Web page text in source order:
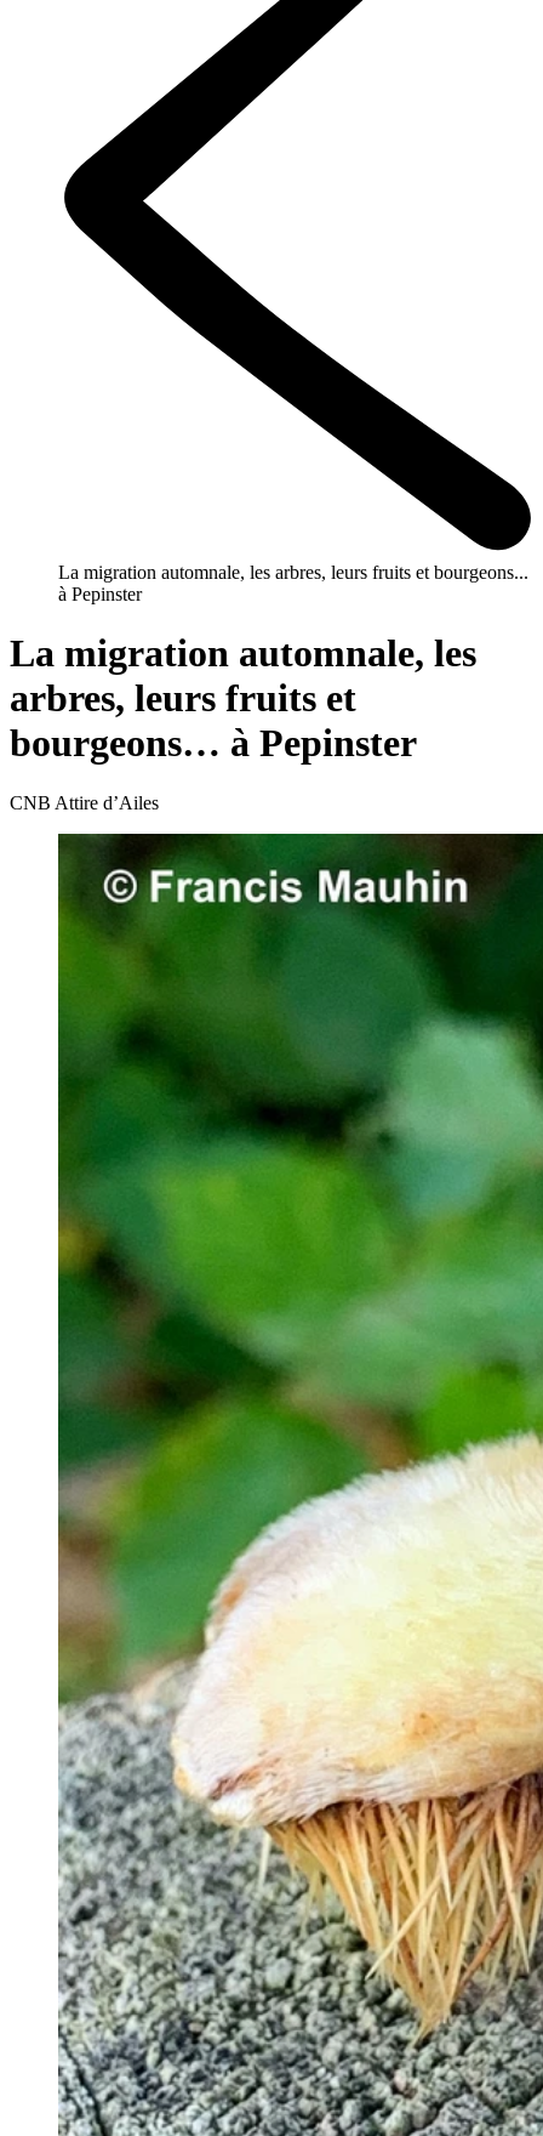
La migration automnale, les arbres, leurs fruits et bourgeons...
à Pepinster
La migration automnale, les
arbres, leurs fruits et
bourgeons… à Pepinster
CNB Attire d’Ailes